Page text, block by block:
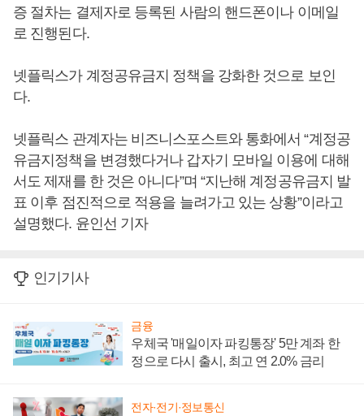
증 절차는 결제자로 등록된 사람의 핸드폰이나 이메일
로 진행된다.
넷플릭스가 계정공유금지 정책을 강화한 것으로 보인
다.
넷플릭스 관계자는 비즈니스포스트와 통화에서 “계정공
유금지정책을 변경했다거나 갑자기 모바일 이용에 대해
서도 제재를 한 것은 아니다”며 “지난해 계정공유금지 발
표 이후 점진적으로 적용을 늘려가고 있는 상황”이라고
설명했다. 윤인선 기자
인기기사
금융
우체국 '매일이자 파킹통장' 5만 계좌 한
정으로 다시 출시, 최고 연 2.0% 금리
전자·전기·정보통신